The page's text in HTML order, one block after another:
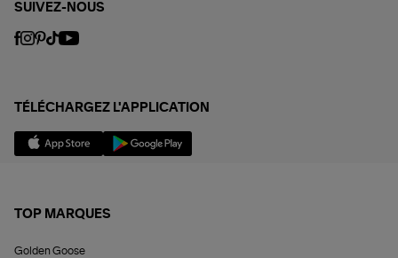
SUIVEZ-NOUS
TÉLÉCHARGEZ L'APPLICATION
TOP MARQUES
Golden Goose